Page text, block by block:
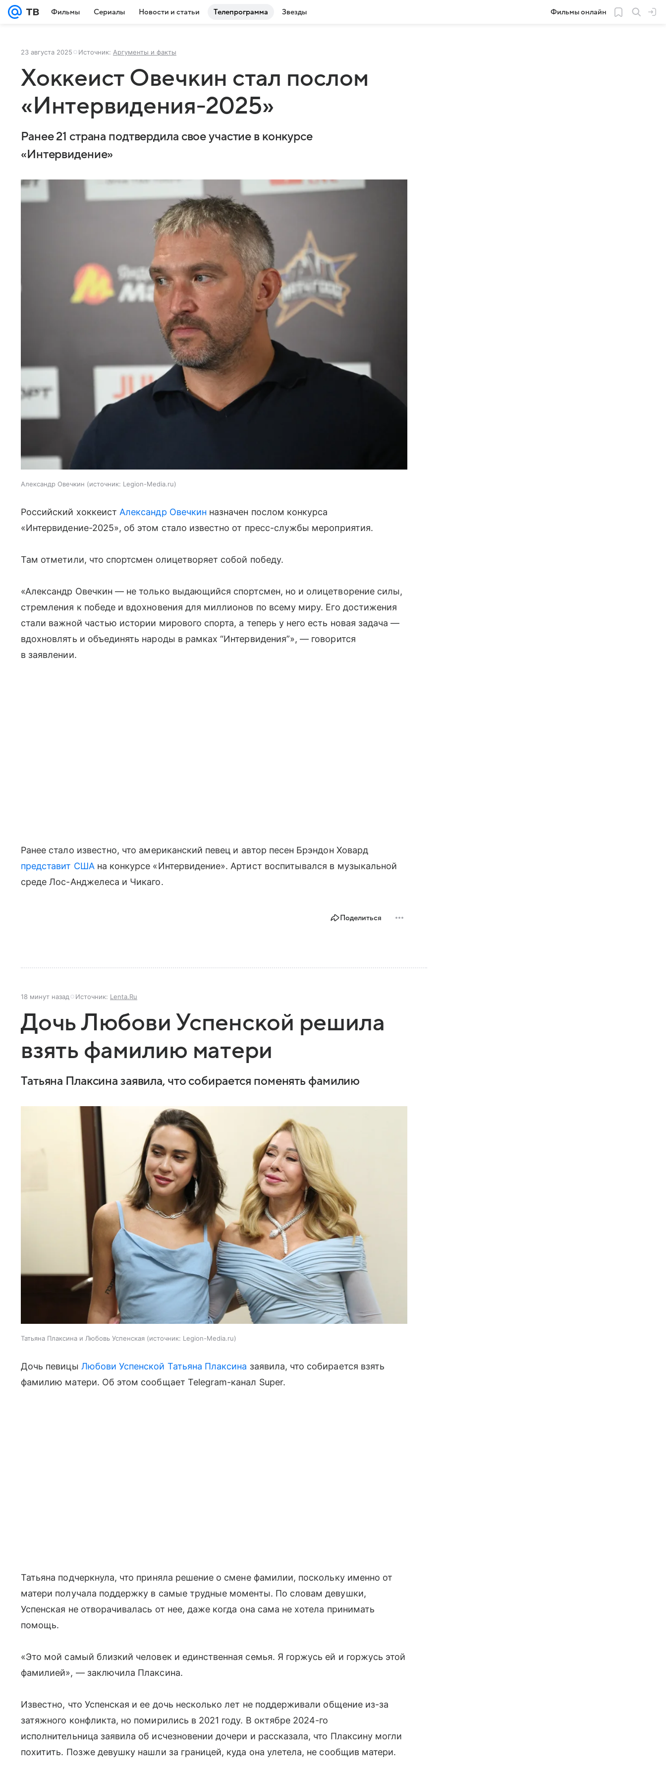
Фильмы Сериалы Новости и статьи Телепрограмма Звезды Фильмы онлайн
23 августа 2025 Источник: Аргументы и факты
Хоккеист Овечкин стал послом
«Интервидения-2025»
Ранее 21 страна подтвердила свое участие в конкурсе
«Интервидение»
Александр Овечкин источник: Legion-Media.ru
Российский хоккеист Александр Овечкин назначен послом конкурса
«Интервидение-2025», об этом стало известно от пресс-службы мероприятия.
Там отметили, что спортсмен олицетворяет собой победу.
«Александр Овечкин — не только выдающийся спортсмен, но и олицетворение силы,
стремления к победе и вдохновения для миллионов по всему миру. Его достижения
стали важной частью истории мирового спорта, а теперь у него есть новая задача —
вдохновлять и объединять народы в рамках “Интервидения”», — говорится
в заявлении.
Ранее стало известно, что американский певец и автор песен Брэндон Ховард
представит СШАна конкурсе «Интервидение». Артист воспитывался в музыкальной
среде Лос-Анджелеса и Чикаго.
Поделиться
18 минут назад Источник: Lenta.Ru
Дочь Любови Успенской решила
взять фамилию матери
Татьяна Плаксина заявила, что собирается поменять фамилию
Татьяна Плаксина и Любовь Успенская источник: Legion-Media.ru
Дочь певицы Любови Успенской Татьяна Плаксина заявила, что собирается взять
фамилию матери. Об этом сообщает Telegram-канал Super.
Татьяна подчеркнула, что приняла решение о смене фамилии, поскольку именно от
матери получала поддержку в самые трудные моменты. По словам девушки,
Успенская не отворачивалась от нее, даже когда она сама не хотела принимать
помощь.
«Это мой самый близкий человек и единственная семья. Я горжусь ей и горжусь этой
фамилией», — заключила Плаксина.
Известно, что Успенская и ее дочь несколько лет не поддерживали общение из-за
затяжного конфликта, но помирились в 2021 году. В октябре 2024-го
исполнительница заявила об исчезновении дочери и рассказала, что Плаксину могли
похитить. Позже девушку нашли за границей, куда она улетела, не сообщив матери.